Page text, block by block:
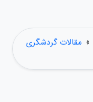
» مقالات گردشگری